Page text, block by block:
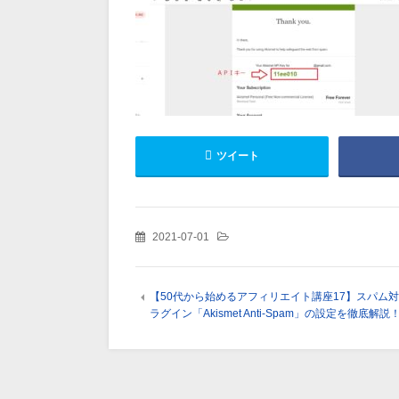
ツイート
2021-07-01
【50代から始めるアフィリエイト講座17】スパム
ラグイン「Akismet Anti-Spam」の設定を徹底解説！